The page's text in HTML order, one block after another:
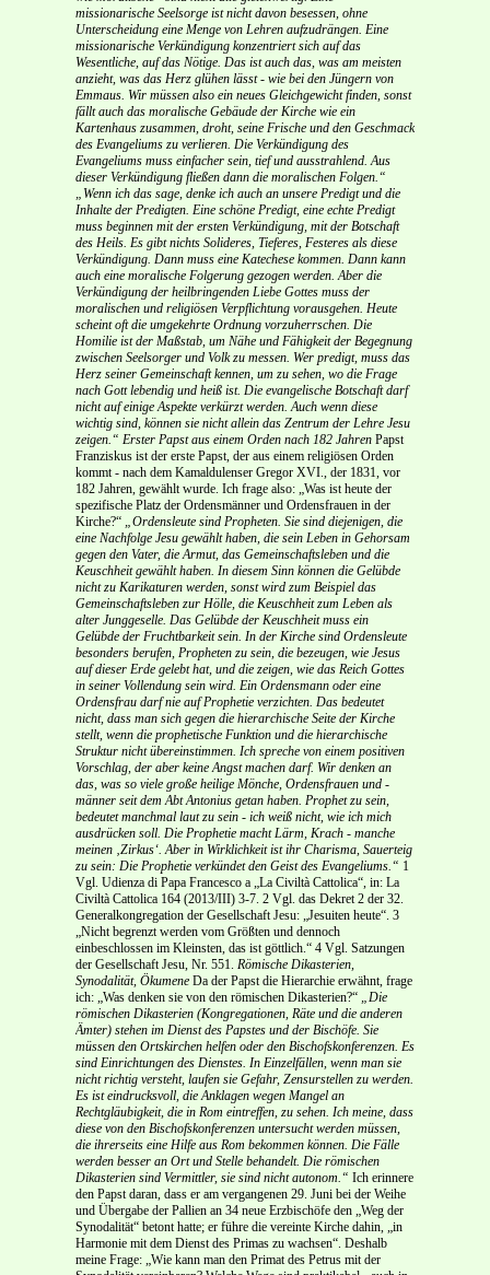
missionarische Seelsorge ist nicht davon besessen, ohne
Unterscheidung eine Menge von Lehren aufzudrängen. Eine
missionarische Verkündigung konzentriert sich auf das
Wesentliche, auf das Nötige. Das ist auch das, was am meisten
anzieht, was das Herz glühen lässt - wie bei den Jüngern von
Emmaus. Wir müssen also ein neues Gleichgewicht finden, sonst
fällt auch das moralische Gebäude der Kirche wie ein
Kartenhaus zusammen, droht, seine Frische und den Geschmack
des Evangeliums zu verlieren. Die Verkündigung des
Evangeliums muss einfacher sein, tief und ausstrahlend. Aus
dieser Verkündigung fließen dann die moralischen Folgen.“
„Wenn ich das sage, denke ich auch an unsere Predigt und die
Inhalte der Predigten. Eine schöne Predigt, eine echte Predigt
muss beginnen mit der ersten Verkündigung, mit der Botschaft
des Heils. Es gibt nichts Solideres, Tieferes, Festeres als diese
Verkündigung. Dann muss eine Katechese kommen. Dann kann
auch eine moralische Folgerung gezogen werden. Aber die
Verkündigung der heilbringenden Liebe Gottes muss der
moralischen und religiösen Verpflichtung vorausgehen. Heute
scheint oft die umgekehrte Ordnung vorzuherrschen. Die
Homilie ist der Maßstab, um Nähe und Fähigkeit der Begegnung
zwischen Seelsorger und Volk zu messen. Wer predigt, muss das
Herz seiner Gemeinschaft kennen, um zu sehen, wo die Frage
nach Gott lebendig und heiß ist. Die evangelische Botschaft darf
nicht auf einige Aspekte verkürzt werden. Auch wenn diese
wichtig sind, können sie nicht allein das Zentrum der Lehre Jesu
zeigen.“ Erster Papst aus einem Orden nach 182 Jahren Papst
Franziskus ist der erste Papst, der aus einem religiösen Orden
kommt - nach dem Kamaldulenser Gregor XVI., der 1831, vor
182 Jahren, gewählt wurde. Ich frage also: „Was ist heute der
spezifische Platz der Ordensmänner und Ordensfrauen in der
Kirche?“ „Ordensleute sind Propheten. Sie sind diejenigen, die
eine Nachfolge Jesu gewählt haben, die sein Leben in Gehorsam
gegen den Vater, die Armut, das Gemeinschaftsleben und die
Keuschheit gewählt haben. In diesem Sinn können die Gelübde
nicht zu Karikaturen werden, sonst wird zum Beispiel das
Gemeinschaftsleben zur Hölle, die Keuschheit zum Leben als
alter Junggeselle. Das Gelübde der Keuschheit muss ein
Gelübde der Fruchtbarkeit sein. In der Kirche sind Ordensleute
besonders berufen, Propheten zu sein, die bezeugen, wie Jesus
auf dieser Erde gelebt hat, und die zeigen, wie das Reich Gottes
in seiner Vollendung sein wird. Ein Ordensmann oder eine
Ordensfrau darf nie auf Prophetie verzichten. Das bedeutet
nicht, dass man sich gegen die hierarchische Seite der Kirche
stellt, wenn die prophetische Funktion und die hierarchische
Struktur nicht übereinstimmen. Ich spreche von einem positiven
Vorschlag, der aber keine Angst machen darf. Wir denken an
das, was so viele große heilige Mönche, Ordensfrauen und -
männer seit dem Abt Antonius getan haben. Prophet zu sein,
bedeutet manchmal laut zu sein - ich weiß nicht, wie ich mich
ausdrücken soll. Die Prophetie macht Lärm, Krach - manche
meinen ‚Zirkus‘. Aber in Wirklichkeit ist ihr Charisma, Sauerteig
zu sein: Die Prophetie verkündet den Geist des Evangeliums.“ 1
Vgl. Udienza di Papa Francesco a „La Civiltà Cattolica“, in: La
Civiltà Cattolica 164 (2013/III) 3-7. 2 Vgl. das Dekret 2 der 32.
Generalkongregation der Gesellschaft Jesu: „Jesuiten heute“. 3
„Nicht begrenzt werden vom Größten und dennoch
einbeschlossen im Kleinsten, das ist göttlich.“ 4 Vgl. Satzungen
der Gesellschaft Jesu, Nr. 551. Römische Dikasterien,
Synodalität, Ökumene Da der Papst die Hierarchie erwähnt, frage
ich: „Was denken sie von den römischen Dikasterien?“ „Die
römischen Dikasterien (Kongregationen, Räte und die anderen
Ämter) stehen im Dienst des Papstes und der Bischöfe. Sie
müssen den Ortskirchen helfen oder den Bischofskonferenzen. Es
sind Einrichtungen des Dienstes. In Einzelfällen, wenn man sie
nicht richtig versteht, laufen sie Gefahr, Zensurstellen zu werden.
Es ist eindrucksvoll, die Anklagen wegen Mangel an
Rechtgläubigkeit, die in Rom eintreffen, zu sehen. Ich meine, dass
diese von den Bischofskonferenzen untersucht werden müssen,
die ihrerseits eine Hilfe aus Rom bekommen können. Die Fälle
werden besser an Ort und Stelle behandelt. Die römischen
Dikasterien sind Vermittler, sie sind nicht autonom.“ Ich erinnere
den Papst daran, dass er am vergangenen 29. Juni bei der Weihe
und Übergabe der Pallien an 34 neue Erzbischöfe den „Weg der
Synodalität“ betont hatte; er führe die vereinte Kirche dahin, „in
Harmonie mit dem Dienst des Primas zu wachsen“. Deshalb
meine Frage: „Wie kann man den Primat des Petrus mit der